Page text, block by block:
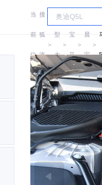
当
前
位
置:
搜
狐
汽
车
＞
车
型
大
全
＞
宝
马
＞
晨
宝
马
＞
5